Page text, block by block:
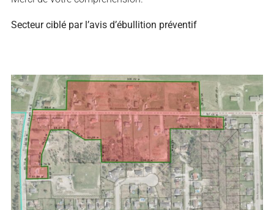
Secteur ciblé par l’avis d’ébullition préventif